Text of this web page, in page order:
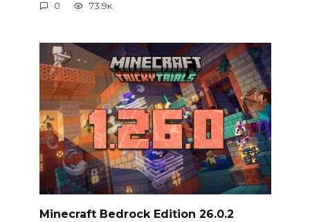
0 73.9к.
Minecraft Bedrock Edition 26.0.2